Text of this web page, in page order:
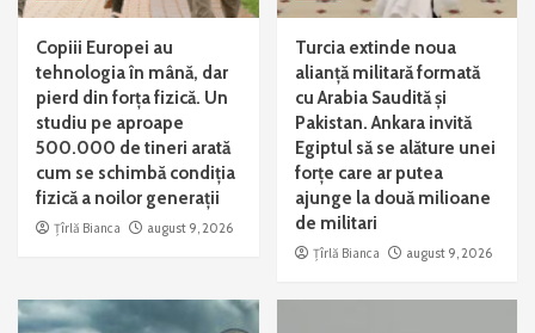
Copiii Europei au
tehnologia în mână, dar
pierd din forța fizică. Un
studiu pe aproape
500.000 de tineri arată
cum se schimbă condiția
fizică a noilor generații
Țîrlă Bianca august 9, 2026
Turcia extinde noua
alianță militară formată
cu Arabia Saudită și
Pakistan. Ankara invită
Egiptul să se alăture unei
forțe care ar putea
ajunge la două milioane
de militari
Țîrlă Bianca august 9, 2026